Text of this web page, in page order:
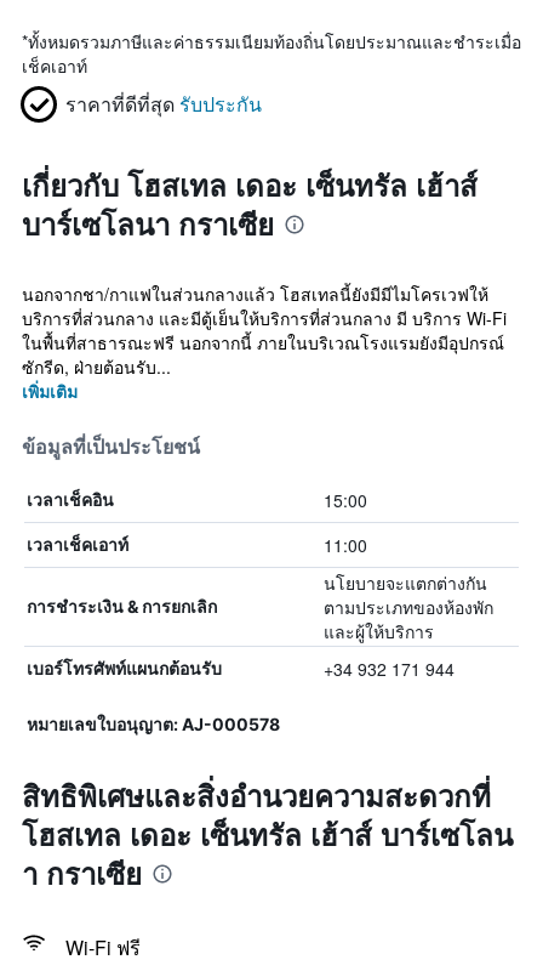
*ทั้งหมดรวมภาษีและค่าธรรมเนียมท้องถิ่นโดยประมาณและชำระเมื่อ
เช็คเอาท์
ราคาที่ดีที่สุด รับประกัน
เกี่ยวกับ โฮสเทล เดอะ เซ็นทรัล เฮ้าส์
บาร์เซโลนา กราเซีย
นอกจากชา/กาแฟในส่วนกลางแล้ว โฮสเทลนี้ยังมีมีไมโครเวฟให้
บริการที่ส่วนกลาง และมีตู้เย็นให้บริการที่ส่วนกลาง มี บริการ Wi-Fi
ในพื้นที่สาธารณะฟรี นอกจากนี้ ภายในบริเวณโรงแรมยังมีอุปกรณ์
ซักรีด, ฝ่ายต้อนรับ...
เพิ่มเติม
ข้อมูลที่เป็นประโยชน์
เวลาเช็คอิน 15:00
เวลาเช็คเอาท์ 11:00
การชำระเงิน & การยกเลิก
นโยบายจะแตกต่างกัน
ตามประเภทของห้องพัก
และผู้ให้บริการ
เบอร์โทรศัพท์แผนกต้อนรับ +34 932 171 944
หมายเลขใบอนุญาต: AJ-000578
สิทธิพิเศษและสิ่งอำนวยความสะดวกที่
โฮสเทล เดอะ เซ็นทรัล เฮ้าส์ บาร์เซโลน
า กราเซีย
Wi-Fi ฟรี